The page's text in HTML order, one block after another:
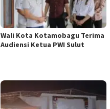
Wali Kota Kotamobagu Terima
Audiensi Ketua PWI Sulut